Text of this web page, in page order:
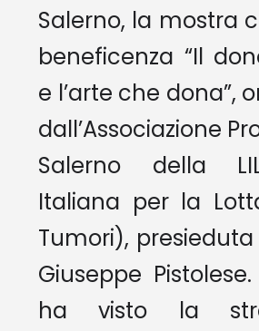
Salerno, la mostra
beneficenza “Il
e l’arte che dona”,
dall’Associazione
Salerno della
Italiana per la
Tumori),
Giuseppe Pistolese.
ha visto la